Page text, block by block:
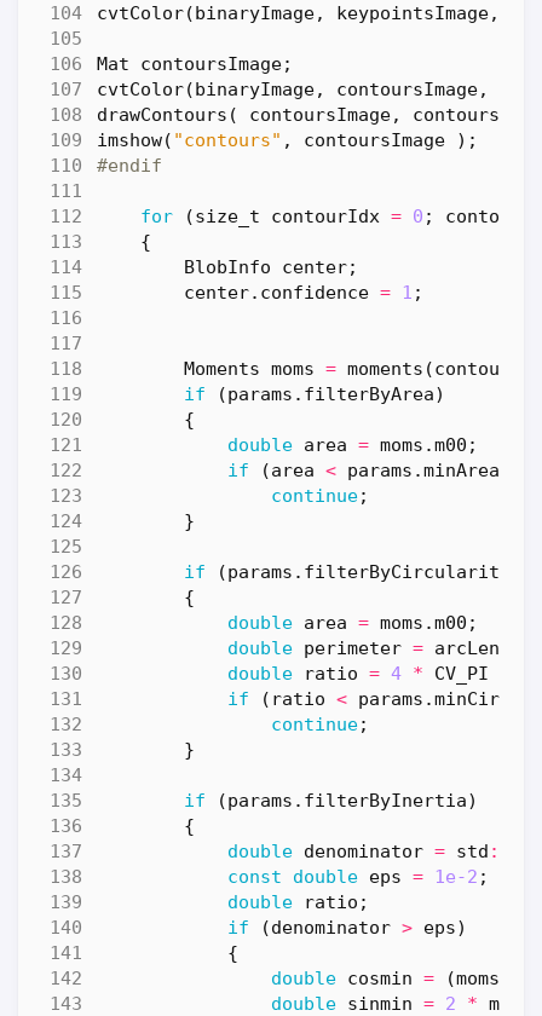
cvtColor(binaryImage, keypointsImage,
Mat contoursImage;
cvtColor(binaryImage, contoursImage,
drawContours ( contoursImage, contours
imshow( "contours" , contoursImage
);
for (size_t contourIdx = 0 ;
{
BlobInfo
center;
center. confidence = 1 ;
Moments moms = moments (contours
if
(params . filterByArea)
{
double area = moms .m00 ;
if
(area < params .minArea
continue;
}
if (params . filterByCircularity
{
double area = moms .m00 ;
double perimeter = arcLength
double
ratio = 4 * CV_PI
if
( ratio < params .
continue;
}
if (params . filterByInertia)
{
double denominator = std ::
const
double eps = 1e-2 ;
double
ratio ;
if
(denominator > eps)
{
double cosmin = (moms
double sinmin = 2 * moms